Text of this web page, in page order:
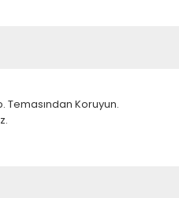
Temasından Koruyun.